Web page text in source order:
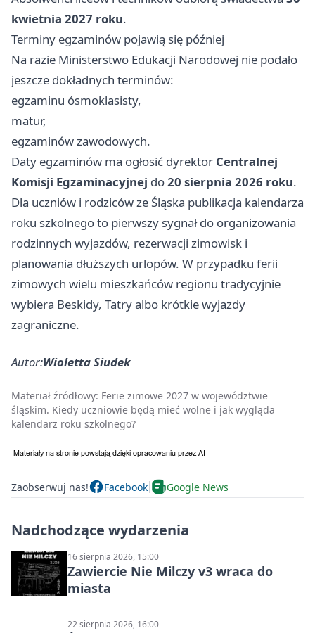
kwietnia 2027 roku.
Terminy egzaminów pojawią się później
Na razie Ministerstwo Edukacji Narodowej nie podało
jeszcze dokładnych terminów:
egzaminu ósmoklasisty,
matur,
egzaminów zawodowych.
Daty egzaminów ma ogłosić dyrektor Centralnej
Komisji Egzaminacyjnej do20 sierpnia 2026 roku.
Dla uczniów i rodziców ze Śląska publikacja kalendarza
roku szkolnego to pierwszy sygnał do organizowania
rodzinnych wyjazdów, rezerwacji zimowisk i
planowania dłuższych urlopów. W przypadku ferii
zimowych wielu mieszkańców regionu tradycyjnie
wybiera Beskidy, Tatry albo krótkie wyjazdy
zagraniczne.
Autor:Wioletta Siudek
Materiał źródłowy: Ferie zimowe 2027 w województwie
śląskim. Kiedy uczniowie będą mieć wolne i jak wygląda
kalendarz roku szkolnego?
Zaobserwuj nas! Facebook Google News
Nadchodzące wydarzenia
16 sierpnia 2026, 15:00
Zawiercie Nie Milczy v3 wraca do
miasta
22 sierpnia 2026, 16:00